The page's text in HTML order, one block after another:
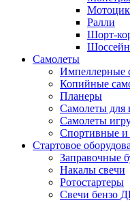
Ралли
Шорт-
Самолеты
Импеллерные
Копийные
Планеры
Самолеты
Самолеты
Спортивные и
Стартовое
Заправочные
Накалы свечи
Ротостартеры
Свечи бензо